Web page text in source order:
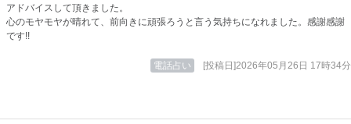
アドバイスして頂きました。
心のモヤモヤが晴れて、前向きに頑張ろうと言う気持ちになれました。感謝感謝
です!!
電話占い [投稿日]2026年05月26日 17時34分